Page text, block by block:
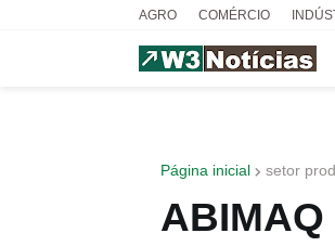
AGRO COMÉRCIO
Página inicial setor